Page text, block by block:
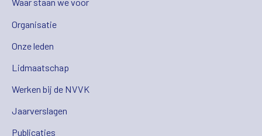
Waar staan we voor
Organisatie
Onze leden
Lidmaatschap
Werken bij de NVVK
Jaarverslagen
Publicaties